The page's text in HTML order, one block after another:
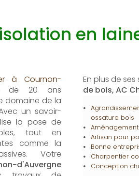
en
à Cournon-
de 20 ans
domaine de la
un savoir-
la pose de
tout en
comme la
Votre
d'Auvergne
En plus de ses
de bois, AC
ossature bois
Artisan pour
Bonne
Charpentier
Conception